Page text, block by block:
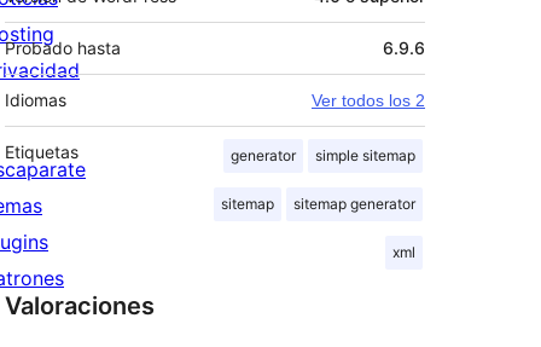
Probado hasta 6.9.6
Idiomas Ver todos los 2
Etiquetas generator simple sitemap
sitemap sitemap generator
xml
Valoraciones